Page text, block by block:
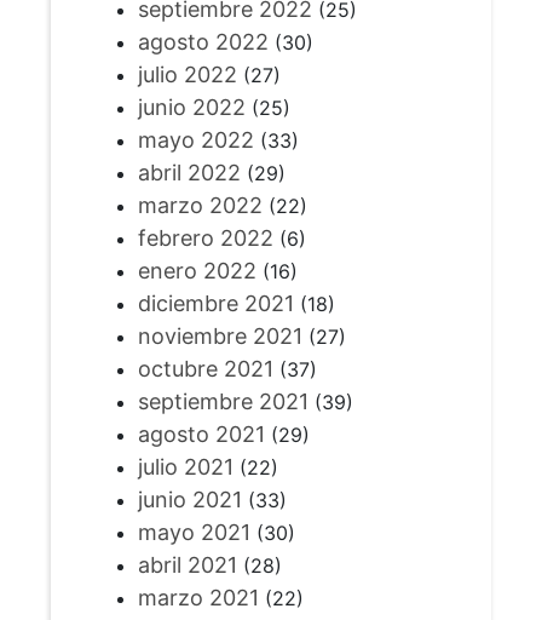
septiembre 2022 (25)
agosto 2022 (30)
julio 2022 (27)
junio 2022 (25)
mayo 2022 (33)
abril 2022 (29)
marzo 2022 (22)
febrero 2022 (6)
enero 2022 (16)
diciembre 2021 (18)
noviembre 2021 (27)
octubre 2021 (37)
septiembre 2021 (39)
agosto 2021 (29)
julio 2021 (22)
junio 2021 (33)
mayo 2021 (30)
abril 2021 (28)
marzo 2021 (22)